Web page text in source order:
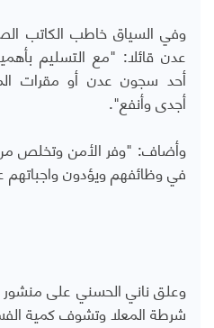
وفي السياق خاطب الكاتب
عدن قائلا: "مع التسليم
أحد سجون عدن أو مقرات
أجدى وأنفع".
وأضاف: "وفر الأمن وتخلص
في وظائفهم ويؤدون
وعلق ناني الحسني على
شرطة المعلا وتشوف كمية